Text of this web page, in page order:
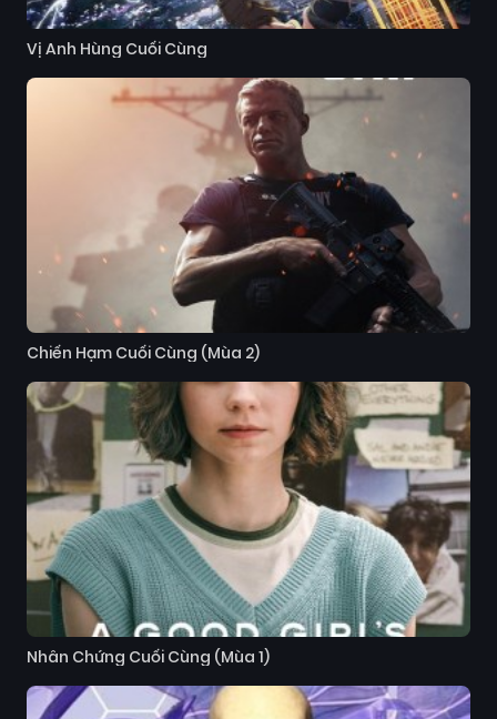
Vị Anh Hùng Cuối Cùng
Chiến Hạm Cuối Cùng (Mùa 2)
Nhân Chứng Cuối Cùng (Mùa 1)